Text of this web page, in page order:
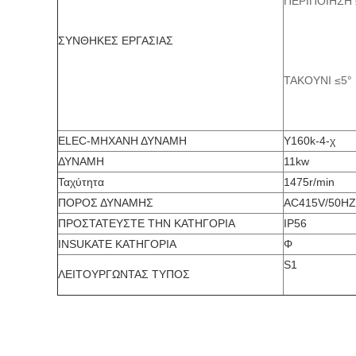
ΣΥΝΘΗΚΕΣ ΕΡΓΑΣΙΑΣ
ΤΑΚΟΥΝΙ ≤5°
ELEC-ΜΗΧΑΝΗ ΔΥΝΑΜΗ
Y160k-4-χ
ΔΥΝΑΜΗ
11kw
Ταχύτητα
1475r/min
ΠΟΡΟΣ ΔΥΝΑΜΗΣ
AC415V/50HZ
ΠΡΟΣΤΑΤΕΥΣΤΕ ΤΗΝ ΚΑΤΗΓΟΡΙΑ
IP56
INSUKATE ΚΑΤΗΓΟΡΙΑ
Φ
ΛΕΙΤΟΥΡΓΩΝΤΑΣ ΤΥΠΟΣ
S1